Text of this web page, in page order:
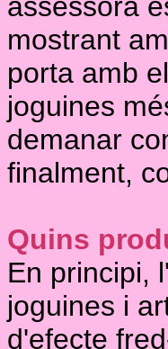
mostrant
porta amb
joguines
demanar
finalment,
Quins
En principi,
joguines i
d'efecte